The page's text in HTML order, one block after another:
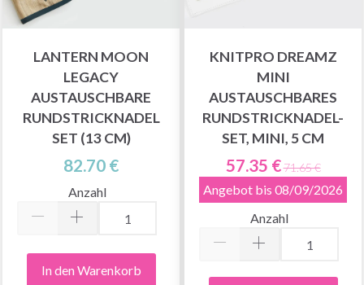
LANTERN MOON
LEGACY
AUSTAUSCHBARE
RUNDSTRICKNADEL
SET (13 CM)
82.70 €
Anzahl
In den Warenkorb
KNITPRO DREAMZ
MINI
AUSTAUSCHBARES
RUNDSTRICKNADEL-
SET, MINI, 5 CM
57.35 €71.65 €
Angebot bis 08/09/2026
Anzahl